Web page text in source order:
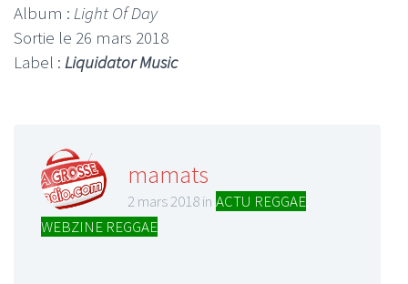
Album : Light Of Day
Sortie le 26 mars 2018
Label : Liquidator Music
mamats
2 mars 2018 in ACTU REGGAE
WEBZINE REGGAE